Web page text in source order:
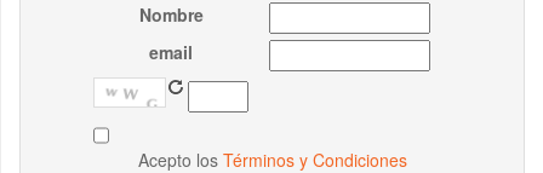
Nombre
email
Acepto los Términos y Condiciones